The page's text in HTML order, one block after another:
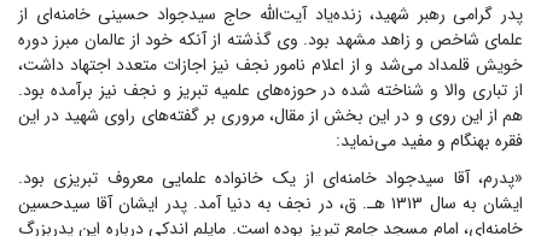
پدر گرامی رهبر شهید، زنده‌یاد آیت‌الله حاج سیدجواد حسینی خامنه‌ای از
علمای شاخص و زاهد مشهد بود. وی گذشته از آنکه خود از عالمان مبرز دوره
خویش قلمداد می‌شد و از اعلام نامور نجف نیز اجازات متعدد اجتهاد داشت،
از تباری والا و شناخته شده در حوزه‌های علمیه تبریز و نجف نیز برآمده بود.
هم از این روی و در این بخش از مقال، مروری بر گفته‌های راوی شهید در این
فقره بهنگام و مفید می‌نماید:
«پدرم، آقا سیدجواد خامنه‌ای از یک خانواده علمایی معروف تبریزی بود.
ایشان به سال ۱۳۱۳ هـ. ق، در نجف به دنیا آمد. پدر ایشان آقا سیدحسین
خامنه‌ای، امام مسجد جامع تبریز بوده است. مایلم اندکی درباره این پدربزرگ